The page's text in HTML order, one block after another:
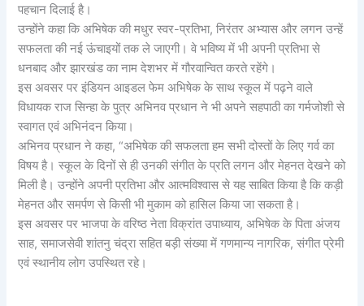
पहचान दिलाई है।
उन्होंने कहा कि अभिषेक की मधुर स्वर-प्रतिभा, निरंतर अभ्यास और लगन उन्हें
सफलता की नई ऊंचाइयों तक ले जाएगी। वे भविष्य में भी अपनी प्रतिभा से
धनबाद और झारखंड का नाम देशभर में गौरवान्वित करते रहेंगे।
इस अवसर पर इंडियन आइडल फेम अभिषेक के साथ स्कूल में पढ़ने वाले
विधायक राज सिन्हा के पुत्र अभिनव प्रधान ने भी अपने सहपाठी का गर्मजोशी से
स्वागत एवं अभिनंदन किया।
अभिनव प्रधान ने कहा, “अभिषेक की सफलता हम सभी दोस्तों के लिए गर्व का
विषय है। स्कूल के दिनों से ही उनकी संगीत के प्रति लगन और मेहनत देखने को
मिली है। उन्होंने अपनी प्रतिभा और आत्मविश्वास से यह साबित किया है कि कड़ी
मेहनत और समर्पण से किसी भी मुकाम को हासिल किया जा सकता है।
इस अवसर पर भाजपा के वरिष्ठ नेता विक्रांत उपाध्याय, अभिषेक के पिता अंजय
साह, समाजसेवी शांतनु चंद्रा सहित बड़ी संख्या में गणमान्य नागरिक, संगीत प्रेमी
एवं स्थानीय लोग उपस्थित रहे।